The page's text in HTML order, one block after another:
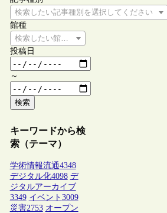
検索したい記事種別を選択してください
館種
検索したい館種を選択してください
投稿日
～
検索
キーワードから検
索（テーマ）
学術情報流通4348
デジタル化4098 デ
ジタルアーカイブ
3349 イベント 3009
災害2753 オープン